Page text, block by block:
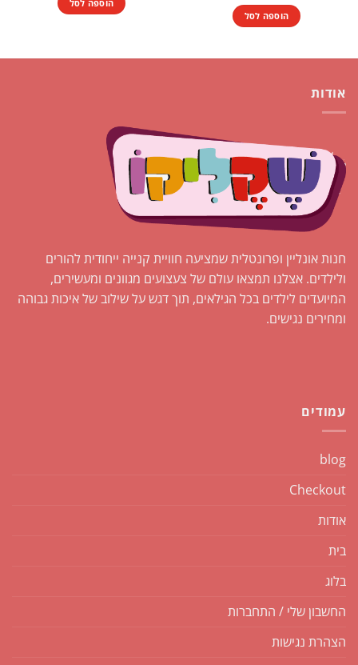
הוספה לסל
הוספה לסל
אודות
חנות אונליין ופרונטלית שמציעה חוויית קנייה ייחודית להורים
ולילדים. אצלנו תמצאו עולם של צעצועים מגוונים ומעשירים,
המיועדים לילדים בכל הגילאים, תוך דגש על שילוב של איכות גבוהה
ומחירים נגישים.
עמודים
blog
Checkout
אודות
בית
בלוג
החשבון שלי / התחברות
הצהרת נגישות